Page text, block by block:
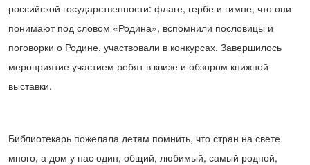
российской государственности: флаге, гербе и гимне, что они
понимают под словом «Родина», вспомнили пословицы и
поговорки о Родине, участвовали в конкурсах. Завершилось
мероприятие участием ребят в квизе и обзором книжной
выставки.
Библиотекарь пожелала детям помнить, что стран на свете
много, а дом у нас один, общий, любимый, самый родной,